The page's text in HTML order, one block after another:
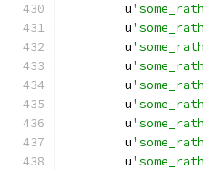
        u
        u
        u
        u
        u
        u
        u
        u
        u